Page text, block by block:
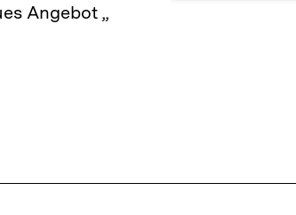
Angebot „Interner